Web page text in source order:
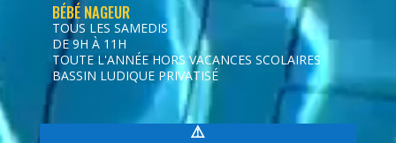
BÉBÉ NAGEUR
TOUS LES SAMEDIS
DE 9H À 11H
TOUTE L'ANNÉE HORS VACANCES SCOLAIRES
BASSIN LUDIQUE PRIVATISÉ
⚠️